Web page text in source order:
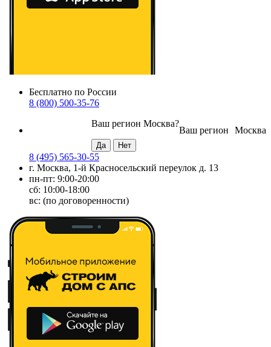
Бесплатно по России
8 (800) 500-35-76
Москва
Ваш регион
Ваш регион Москва?
8 (495) 565-30-55
г. Москва, 1-й Красносельский переулок д. 13
пн-пт: 9:00-20:00
сб: 10:00-18:00
вс: (по договоренности)